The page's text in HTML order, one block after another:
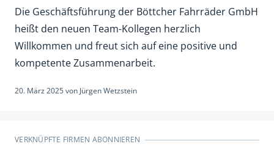
Die Geschäftsführung der Böttcher Fahrräder GmbH
heißt den neuen Team-Kollegen herzlich
Willkommen und freut sich auf eine positive und
kompetente Zusammenarbeit.
20. März 2025von Jürgen Wetzstein
VERKNÜPFTE FIRMEN ABONNIEREN